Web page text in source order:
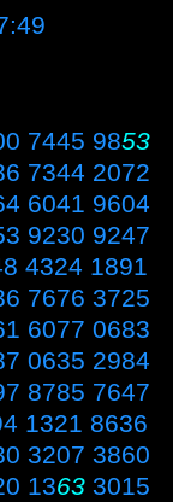
7445 9853
7344 2072
6041 9604
9230 9247
4324 1891
7676 3725
6077 0683
0635 2984
8785 7647
1321 8636
3207 3860
1363 3015